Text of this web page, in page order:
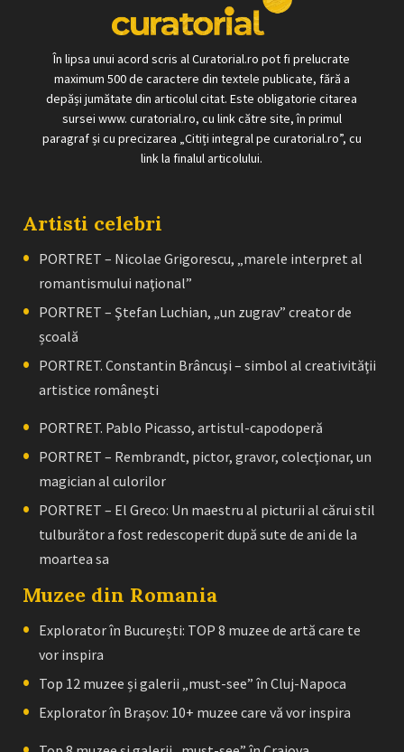
În lipsa unui acord scris al Curatorial.ro pot fi prelucrate
maximum 500 de caractere din textele publicate, fără a
depăși jumătate din articolul citat. Este obligatorie citarea
sursei www. curatorial.ro, cu link către site, în primul
paragraf și cu precizarea „Citiți integral pe curatorial.ro”, cu
link la finalul articolului.
Artisti celebri
PORTRET – Nicolae Grigorescu, „marele interpret al
romantismului naţional”
PORTRET – Ştefan Luchian, „un zugrav” creator de
școală
PORTRET. Constantin Brâncuşi – simbol al creativităţii
artistice româneşti
PORTRET. Pablo Picasso, artistul-capodoperă
PORTRET – Rembrandt, pictor, gravor, colecţionar, un
magician al culorilor
PORTRET – El Greco: Un maestru al picturii al cărui stil
tulburător a fost redescoperit după sute de ani de la
moartea sa
Muzee din Romania
Explorator în București: TOP 8 muzee de artă care te
vor inspira
Top 12 muzee și galerii „must-see” în Cluj-Napoca
Explorator în Brașov: 10+ muzee care vă vor inspira